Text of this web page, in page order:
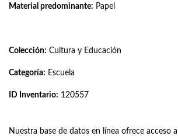
Material predominante: Papel
Colección: Cultura y Educación
Categoría: Escuela
ID Inventario: 120557
Nuestra base de datos en línea ofrece acceso